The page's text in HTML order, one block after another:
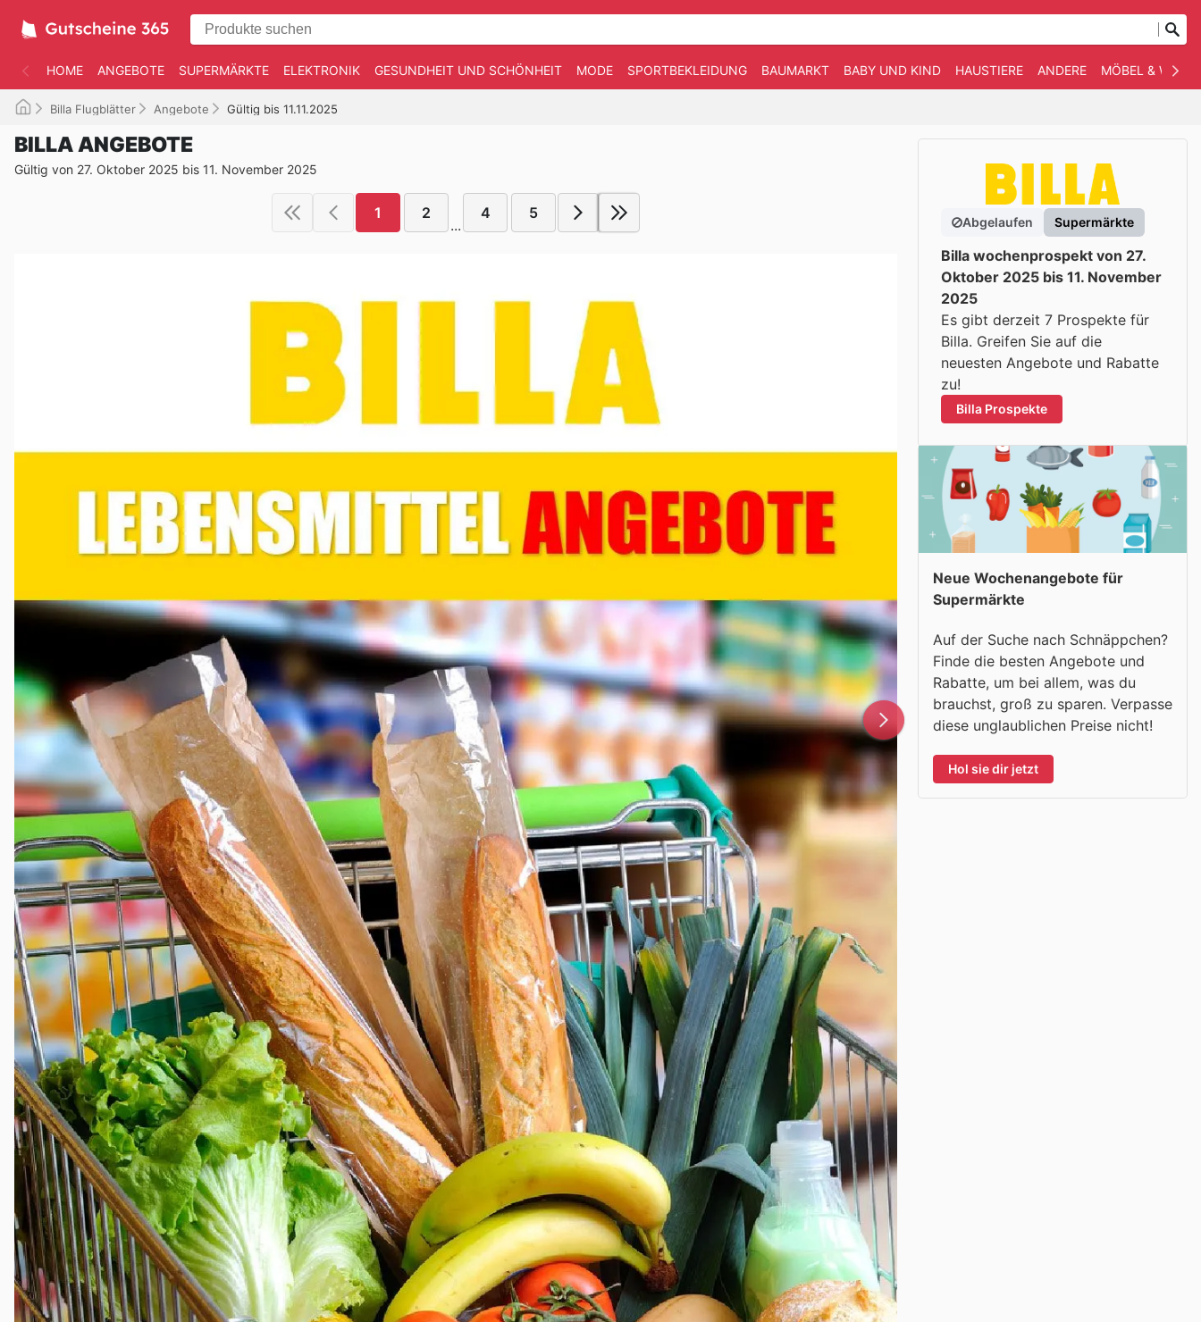
HOME ANGEBOTE SUPERMÄRKTE ELEKTRONIK GESUNDHEIT UND SCHÖNHEIT MODE SPORTBEKLEIDUNG BAUMARKT BABY UND KIND HAUSTIERE ANDERE MÖBEL &
Billa Flugblätter Angebote Gültig bis 11.11.2025
BILLA ANGEBOTE
Gültig von 27. Oktober 2025 bis 11. November 2025
1 2
...
4 5
Abgelaufen Supermärkte
Billa wochenprospekt von 27.
Oktober 2025 bis 11. November
2025
Es gibt derzeit 7 Prospekte für
Billa. Greifen Sie auf die
neuesten Angebote und Rabatte
zu!
Billa Prospekte
Neue Wochenangebote für
Supermärkte
Auf der Suche nach Schnäppchen?
Finde die besten Angebote und
Rabatte, um bei allem, was du
brauchst, groß zu sparen. Verpasse
diese unglaublichen Preise nicht!
Hol sie dir jetzt